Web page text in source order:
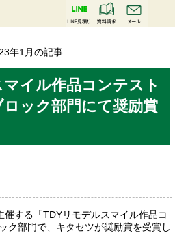
年1月の記事
マイル作品コンテスト
ック部門にて奨励賞
催する「TDYリモデルスマイル作品コ
ク部門で、キタセツが奨励賞を受賞し